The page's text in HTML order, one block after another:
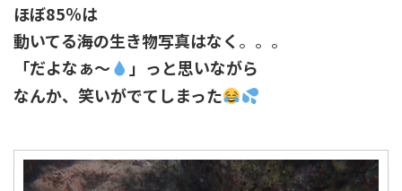
ほぼ85％は
動いてる海の生き物写真はなく 。。。
「だよなぁ～
」っと思いながら
なんか、笑いがでてしまった